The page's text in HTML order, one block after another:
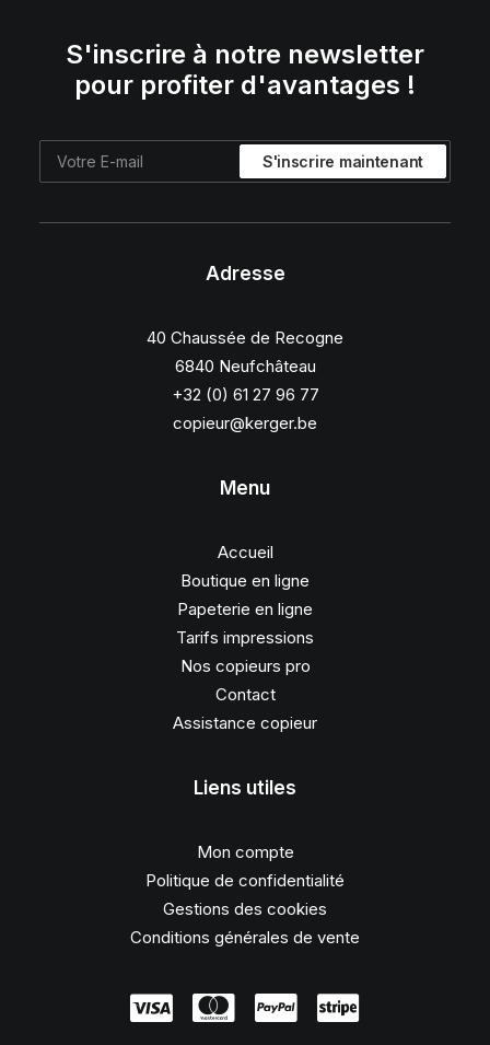
S'inscrire à notre newsletter
pour profiter d'avantages !
Adresse
40 Chaussée de Recogne
6840 Neufchâteau
+32 (0) 61 27 96 77
copieur@kerger.be
Menu
Accueil
Boutique en ligne
Papeterie en ligne
Tarifs impressions
Nos copieurs pro
Contact
Assistance copieur
Liens utiles
Mon compte
Politique de confidentialité
Gestions des cookies
Conditions générales de vente